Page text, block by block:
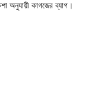
অনুযায়ী কাগজের ব্যাগ।